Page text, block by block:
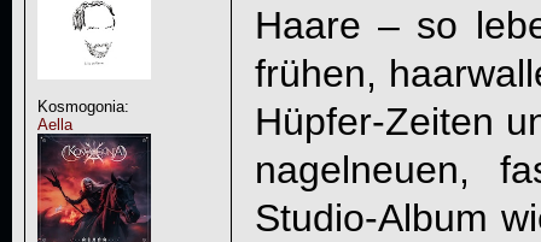
Kosmogonia:
Aella
Haare – so
frühen,
Hüpfer-Zeiten
nagelneuen,
Studio-Album